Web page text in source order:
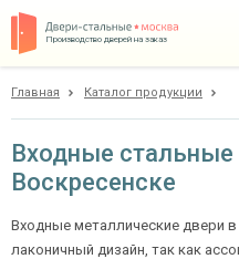
Производство дверей на заказ
Доставка
Установка
Главная Каталог продукции
Входные
Воскресенске
Входные металлические двери
лаконичный дизайн, так как